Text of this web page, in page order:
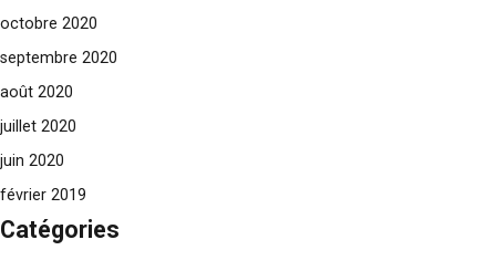
octobre 2020
septembre 2020
août 2020
juillet 2020
juin 2020
février 2019
Catégories